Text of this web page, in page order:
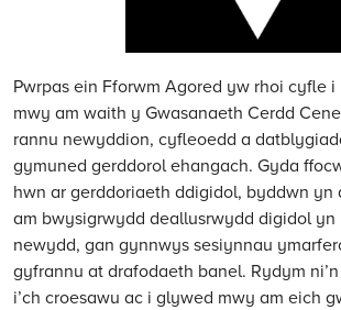
Pwrpas ein Fforwm Agored yw rhoi cyfle
mwy am waith y Gwasanaeth Cerdd
rannu newyddion, cyfleoedd a
gymuned gerddorol ehangach. Gyda
hwn ar gerddoriaeth ddigidol, byddwn yn
am bwysigrwydd deallusrwydd digidol
newydd, gan gynnwys sesiynnau
gyfrannu at drafodaeth banel. Rydym
i’ch croesawu ac i glywed mwy am eich